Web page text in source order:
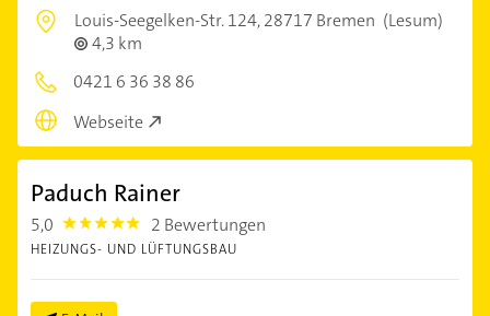
Louis-Seegelken-Str. 124,28717 Bremen (Lesum)
4,3 km
0421 6 36 38 86
Webseite
Paduch Rainer
5,0 5.0 2 Bewertungen
HEIZUNGS- UND LÜFTUNGSBAU